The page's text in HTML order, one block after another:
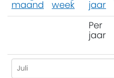
Per
jaar